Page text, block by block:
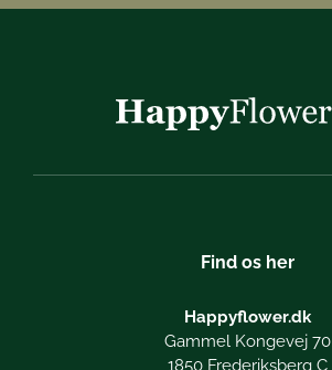
Find os her
Happyflower.dk
Gammel Kongevej 70
1850 Frederiksberg C